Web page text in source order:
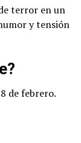
terror en un
y tensión
de febrero.